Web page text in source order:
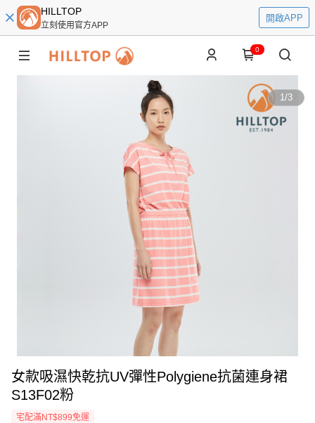
HILLTOP
立刻使用官方APP
開啟APP
0
1/3
女款吸濕快乾抗UV彈性Polygiene抗菌連身裙
S13F02粉
宅配滿NT$899免運